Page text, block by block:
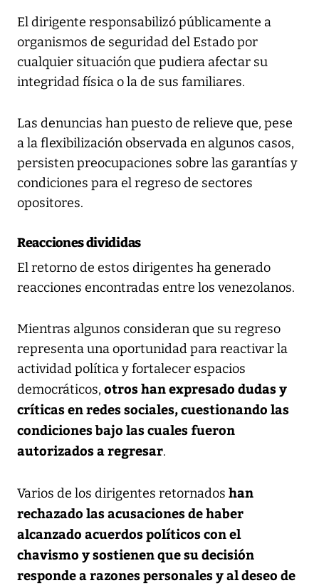
El dirigente responsabilizó públicamente a
organismos de seguridad del Estado por
cualquier situación que pudiera afectar su
integridad física o la de sus familiares.
Las denuncias han puesto de relieve que, pese
a la flexibilización observada en algunos casos,
persisten preocupaciones sobre las garantías y
condiciones para el regreso de sectores
opositores.
Reacciones divididas
El retorno de estos dirigentes ha generado
reacciones encontradas entre los venezolanos.
Mientras algunos consideran que su regreso
representa una oportunidad para reactivar la
actividad política y fortalecer espacios
democráticos, otros han expresado dudas y
críticas en redes sociales, cuestionando las
condiciones bajo las cuales fueron
autorizados a regresar.
Varios de los dirigentes retornados han
rechazado las acusaciones de haber
alcanzado acuerdos políticos con el
chavismo y sostienen que su decisión
responde a razones personales y al deseo de